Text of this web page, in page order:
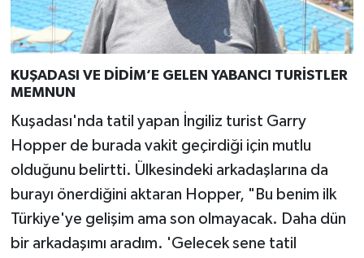
KUŞADASI VE DİDİM’E GELEN YABANCI TURİSTLER
MEMNUN
Kuşadası'nda tatil yapan İngiliz turist Garry
Hopper de burada vakit geçirdiği için mutlu
olduğunu belirtti. Ülkesindeki arkadaşlarına da
burayı önerdiğini aktaran Hopper, "Bu benim ilk
Türkiye'ye gelişim ama son olmayacak. Daha dün
bir arkadaşımı aradım. 'Gelecek sene tatil